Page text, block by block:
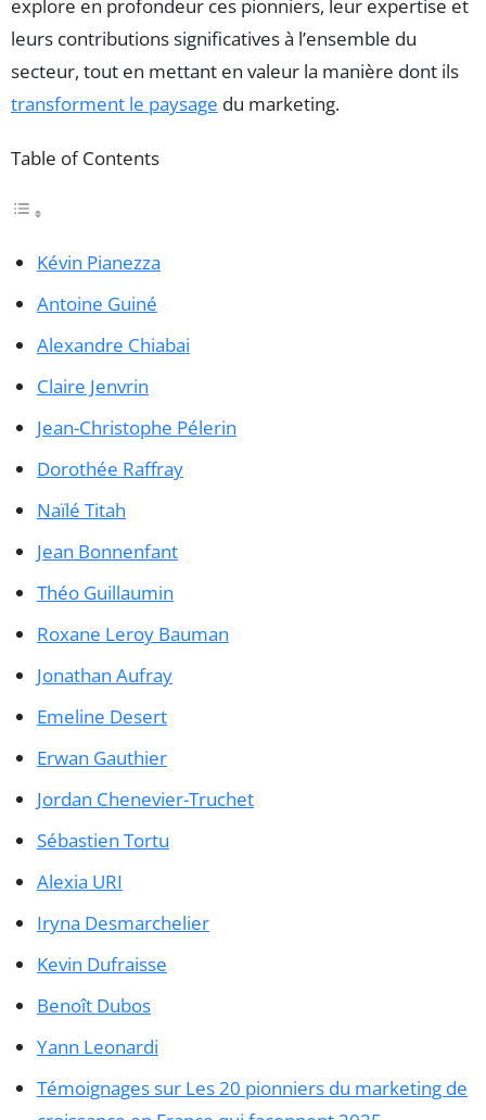
explore en profondeur ces pionniers, leur expertise et
leurs contributions significatives à l’ensemble du
secteur, tout en mettant en valeur la manière dont ils
transforment le paysage du marketing.
Table of Contents
Kévin Pianezza
Antoine Guiné
Alexandre Chiabai
Claire Jenvrin
Jean-Christophe Pélerin
Dorothée Raffray
Naïlé Titah
Jean Bonnenfant
Théo Guillaumin
Roxane Leroy Bauman
Jonathan Aufray
Emeline Desert
Erwan Gauthier
Jordan Chenevier-Truchet
Sébastien Tortu
Alexia URI
Iryna Desmarchelier
Kevin Dufraisse
Benoît Dubos
Yann Leonardi
Témoignages sur Les 20 pionniers du marketing de